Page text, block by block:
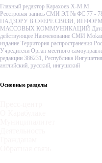
Главный редактор Карахоев Х-М.М.
Реестровая запись СМИ ЭЛ № ФС
НАДЗОРУ В СФЕРЕ СВЯЗИ,
МАССОВЫХ КОММУНИКАЦИЙ Дата
действующее Наименование СМИ
издание Территория распространения
Учредители Орган местного
редакции 386231, Республика
английский, русский, ингушский
Основные разделы